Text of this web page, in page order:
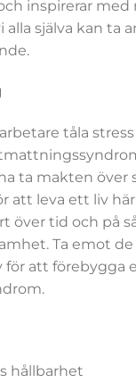
inspirerar med
själva kan ta
tåla
ta makten över
att leva ett liv
över tid och på
Ta emot
för att förebygga
hållbarhet